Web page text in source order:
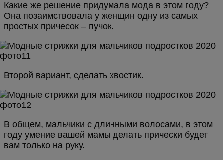
Какие же решение придумала мода в этом году?
Она позаимствовала у женщин одну из самых
простых причесок – пучок.
Второй вариант, сделать хвостик.
В общем, мальчики с длинными волосами, в этом
году умение вашей мамы делать прически будет
вам только на руку.